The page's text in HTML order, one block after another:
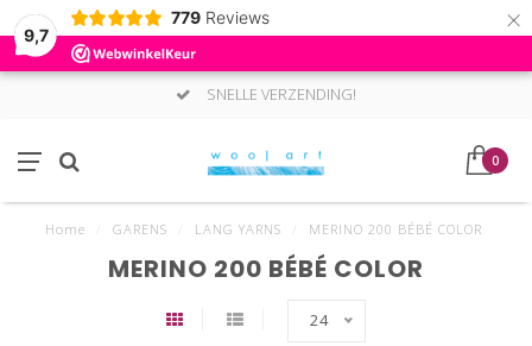
9,7
779 Reviews ×
SNELLE VERZENDING!
0
Home GARENS LANG YARNS MERINO 200 BÉBÉ COLOR
MERINO 200 BÉBÉ COLOR
24